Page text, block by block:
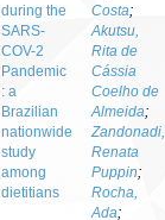
during the
SARS-
COV-2
Pandemic
: a
Brazilian
nationwide
study
among
dietitians
Costa;
Akutsu,
Rita de
Cássia
Coelho de
Almeida;
Zandonadi,
Renata
Puppin;
Rocha,
Ada;